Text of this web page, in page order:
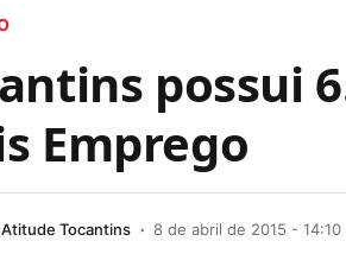
possui
Emprego
Atitude Tocantins 8 de abril de 2015 - 14:10